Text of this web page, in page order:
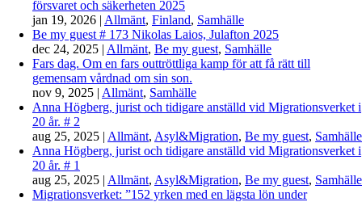
försvaret och säkerheten 2025
jan 19, 2026 | Allmänt, Finland, Samhälle
Be my guest # 173 Nikolas Laios, Julafton 2025
dec 24, 2025 | Allmänt, Be my guest, Samhälle
Fars dag. Om en fars outtröttliga kamp för att få rätt till
gemensam vårdnad om sin son.
nov 9, 2025 | Allmänt, Samhälle
Anna Högberg, jurist och tidigare anställd vid Migrationsverket i
20 år. # 2
aug 25, 2025 | Allmänt, Asyl&Migration, Be my guest, Samhälle
Anna Högberg, jurist och tidigare anställd vid Migrationsverket i
20 år. # 1
aug 25, 2025 | Allmänt, Asyl&Migration, Be my guest, Samhälle
Migrationsverket: ”152 yrken med en lägsta lön under